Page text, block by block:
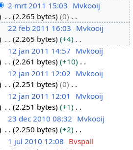
2 mrt 2011 15:03 Mvkooij
2.265 bytes
0
22 feb 2011 16:03 Mvkooij
2.265 bytes
+4
12 jan 2011 14:57 Mvkooij
2.261 bytes
+10
12 jan 2011 12:02 Mvkooij
2.251 bytes
0
12 jan 2011 12:01
Mvkooij
2.251 bytes
+1
23 dec 2010 08:32 Mvkooij
2.250 bytes
+2
1 jul 2010 12:08 Bvspall